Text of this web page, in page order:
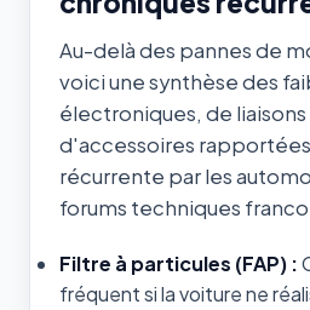
Au-delà des pannes de
voici une synthèse des
électroniques, de liaisons
d'accessoires
récurrente par les
forums techniques
Filtre à particules (FAP) :
fréquent si la voiture ne